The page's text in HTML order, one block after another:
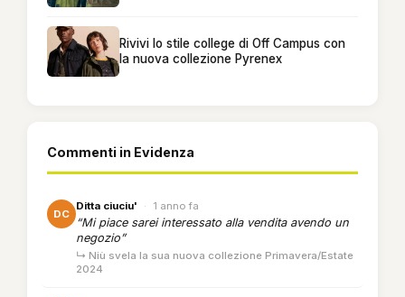
Rivivi lo stile college di Off Campus con
la nuova collezione Pyrenex
Commenti in Evidenza
DC
Ditta ciuciu' · 1 anno fa
“Mi piace sarei interessato alla vendita avendo un
negozio”
↳ Niù svela la sua nuova collezione Primavera/Estate
2024